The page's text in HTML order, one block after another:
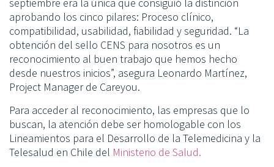
septiembre era la única que consiguió la distinción
aprobando los cinco pilares: Proceso clínico,
compatibilidad, usabilidad, fiabilidad y seguridad. “La
obtención del sello CENS para nosotros es un
reconocimiento al buen trabajo que hemos hecho
desde nuestros inicios”, asegura Leonardo Martínez,
Project Manager de Careyou.
Para acceder al reconocimiento, las empresas que lo
buscan, la atención debe ser homologable con los
Lineamientos para el Desarrollo de la Telemedicina y la
Telesalud en Chile del Ministerio de Salud.